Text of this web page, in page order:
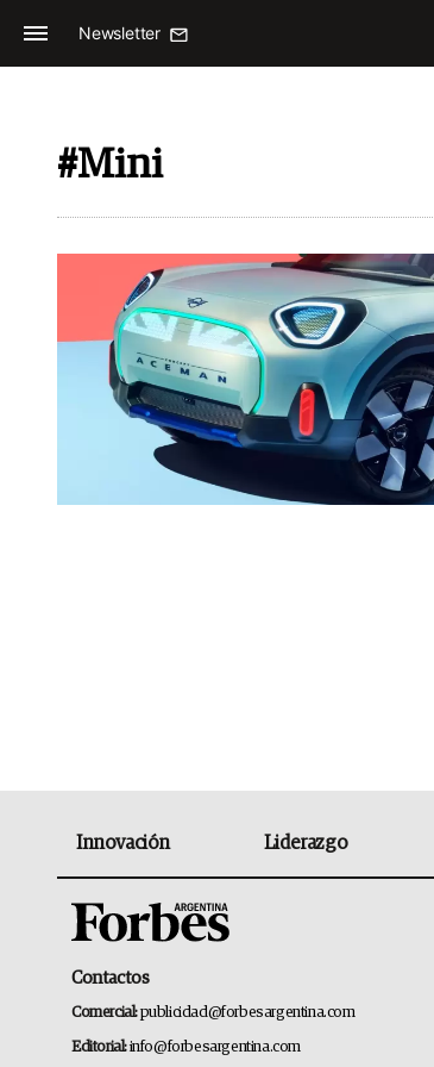
Newsletter
#Mini
Innovación Liderazgo
Contactos
Comercial:publicidad@forbesargentina.com
Editorial:info@forbesargentina.com